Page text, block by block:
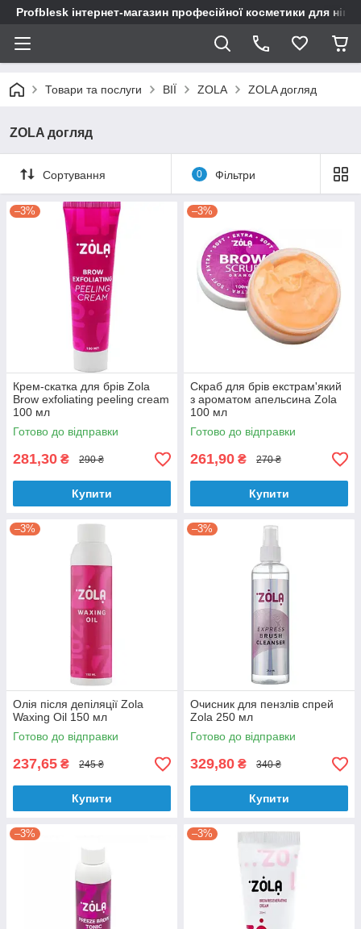
Profblesk інтернет-магазин професійної косметики для
Товари та послуги ВІЇ ZOLA ZOLA догляд
ZOLA догляд
Сортування 0 Фільтри
–3%
Крем-скатка для брів Zola
Brow exfoliating peeling cream
100 мл
Готово до відправки
281,30 ₴ 290 ₴
Купити
–3%
Скраб для брів екстрам'який
з ароматом апельсина Zola
100 мл
Готово до відправки
261,90 ₴ 270 ₴
Купити
–3%
Олія після депіляції Zola
Waxing Oil 150 мл
Готово до відправки
237,65 ₴ 245 ₴
Купити
–3%
Очисник для пензлів спрей
Zola 250 мл
Готово до відправки
329,80 ₴ 340 ₴
Купити
–3% –3%